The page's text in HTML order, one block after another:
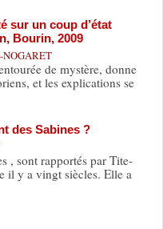
sur un coup d’état
Bourin, 2009
NOGARET
de mystère, donne
et les explications se
des Sabines ?
, sont rapportés par Tite-
il y a vingt siècles. Elle a